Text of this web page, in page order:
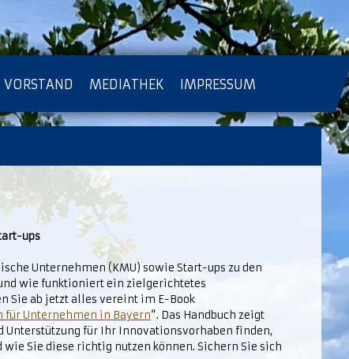
VORSTAND MEDIATHEK IMPRESSUM
ups
Unternehmen (KMU) sowie Start-ups zu den
wie funktioniert ein zielgerichtetes
Sie ab jetzt alles vereint im E-Book
für Unternehmen in Bayern“. Das Handbuch zeigt
Unterstützung für Ihr Innovationsvorhaben finden,
Sie diese richtig nutzen können. Sichern Sie sich